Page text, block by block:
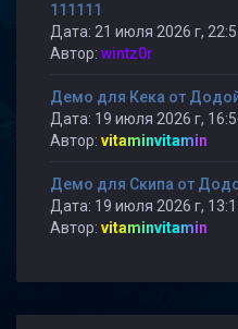
111111
Дата: 21 июля 2026 г,
Автор: wintz0r
Демо для Кека от
Дата: 19 июля 2026 г,
Автор: vitaminvitamin
Демо для Скипа от
Дата: 19 июля 2026 г,
Автор: vitaminvitamin